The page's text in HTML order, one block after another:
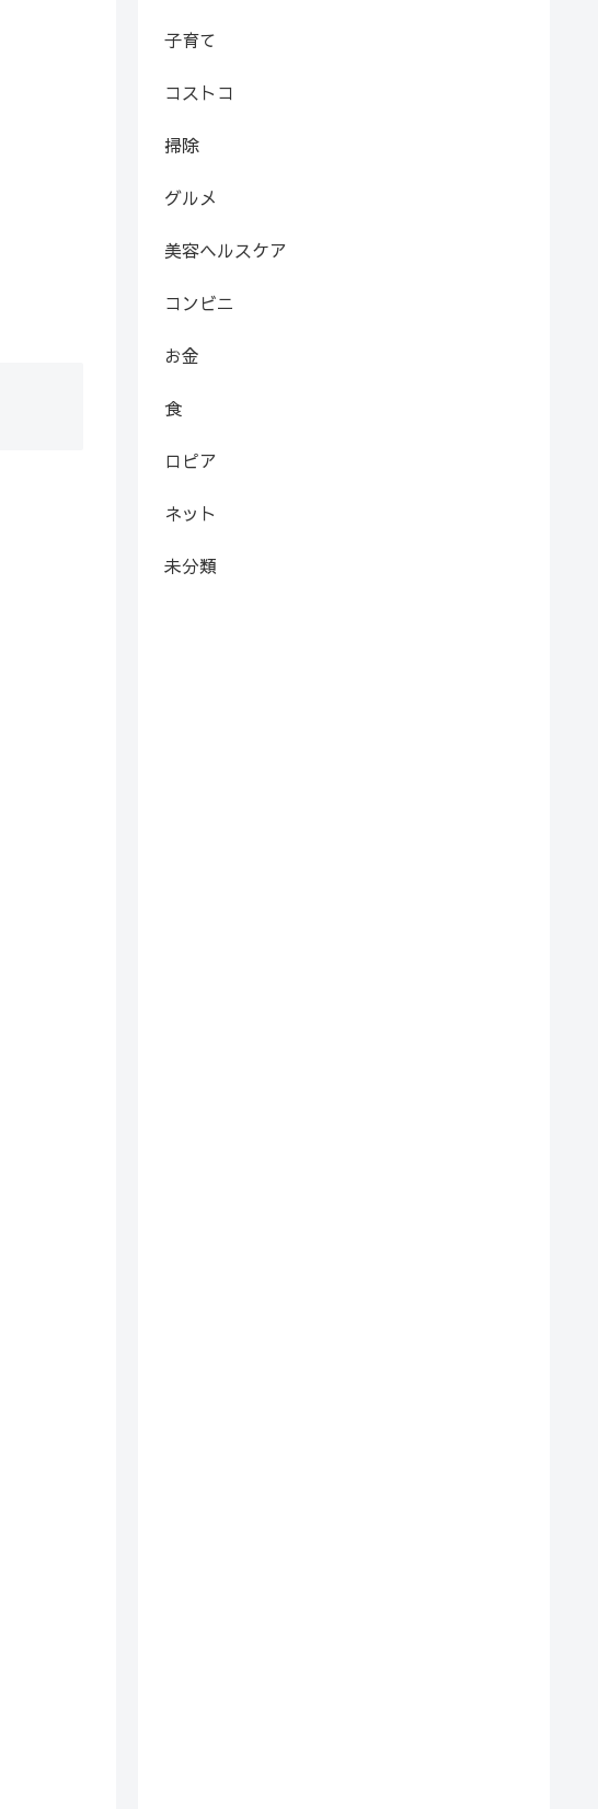
子育て
コストコ
掃除
グルメ
美容ヘルスケア
コンビニ
お金
食
ロピア
ネット
未分類